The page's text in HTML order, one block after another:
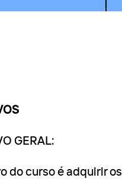
GERAL:
do curso é adquirir os